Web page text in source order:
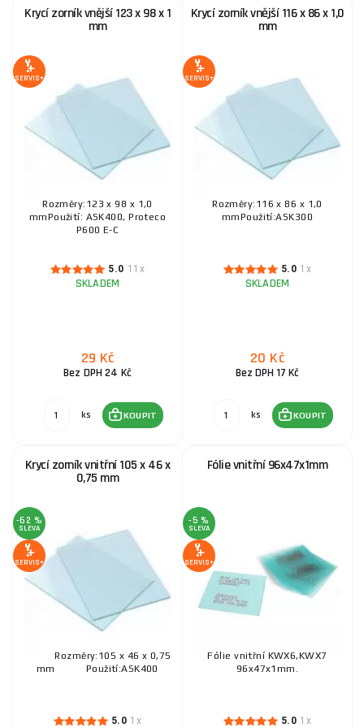
Krycí zorník vnější 112,3 x 84,5 mm - ASK200
SKLADEM KOUPIT
Krycí zorník vnější 114x100x1 mm
5 Kč
Zorník vnitřní 117x61mm - 9100X
Krycí zorník 63x100mm
SKLADEM u dodavatele ks KOUPIT 28 Kč
Krycí zorník vnitřní 96,1x57x1 mm
Krycí zorník vnější 123 x 98 x 1
mm
SERVIS+
Rozměry:123 x 98 x 1,0
mmPoužití: ASK400, Proteco
P600 E-C
5.0 11x
SKLADEM
29 Kč
Bez DPH 24 Kč
ks KOUPIT
Krycí zorník vnější 116 x 86 x 1,0
mm
SERVIS+
Rozměry:116 x 86 x 1,0
mmPoužití:ASK300
5.0 1x
SKLADEM
20 Kč
Bez DPH 17 Kč
ks KOUPIT
Krycí zorník vnitřní 105 x 46 x
0,75 mm
-62 %
SLEVA
SERVIS+
Rozměry:105 x 46 x 0,75
mm Použití:ASK400
5.0 1x
Fólie vnitřní 96x47x1mm
-5 %
SLEVA
SERVIS+
Fólie vnitřní KWX6,KWX7
96x47x1mm.
5.0 1x